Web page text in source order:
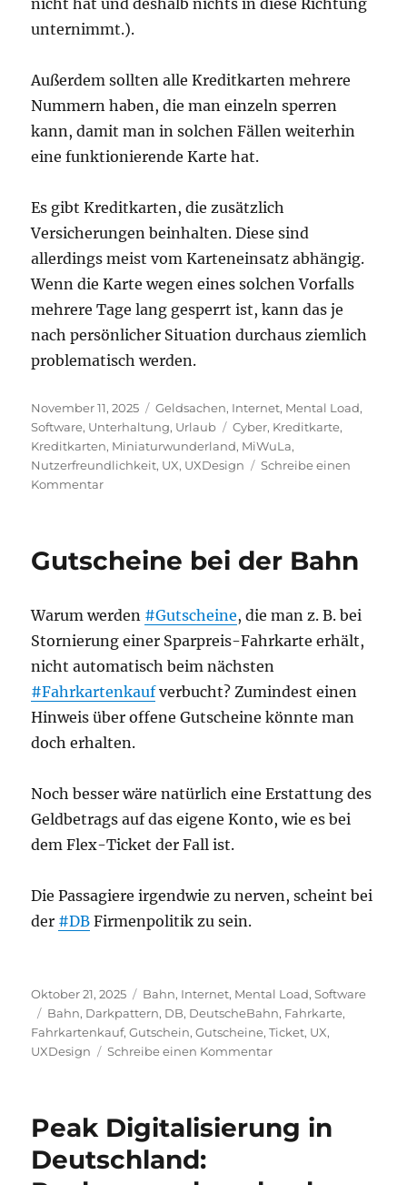
nicht hat und deshalb nichts in diese Richtung
unternimmt.).
Außerdem sollten alle Kreditkarten mehrere
Nummern haben, die man einzeln sperren
kann, damit man in solchen Fällen weiterhin
eine funktionierende Karte hat.
Es gibt Kreditkarten, die zusätzlich
Versicherungen beinhalten. Diese sind
allerdings meist vom Karteneinsatz abhängig.
Wenn die Karte wegen eines solchen Vorfalls
mehrere Tage lang gesperrt ist, kann das je
nach persönlicher Situation durchaus ziemlich
problematisch werden.
Veröffentlicht
am
November 11, 2025 Kategorien
Geldsachen, Internet, Mental Load,
Software, Unterhaltung, Urlaub Schlagwörter
Cyber, Kreditkarte,
Kreditkarten, Miniaturwunderland, MiWuLa,
Nutzerfreundlichkeit, UX, UXDesign
Schreibe einen
Kommentarzu
Kreditkartendaten
wurden
kopiert
Gutscheine bei der Bahn
Warum werden #Gutscheine, die man z. B. bei
Stornierung einer Sparpreis-Fahrkarte erhält,
nicht automatisch beim nächsten
#Fahrkartenkaufverbucht? Zumindest einen
Hinweis über offene Gutscheine könnte man
doch erhalten.
Noch besser wäre natürlich eine Erstattung des
Geldbetrags auf das eigene Konto, wie es bei
dem Flex-Ticket der Fall ist.
Die Passagiere irgendwie zu nerven, scheint bei
der #DB Firmenpolitik zu sein.
Veröffentlicht
am
Oktober 21, 2025 Kategorien
Bahn, Internet, Mental Load,Software
Schlagwörter
Bahn, Darkpattern, DB, DeutscheBahn, Fahrkarte,
Fahrkartenkauf,Gutschein,Gutscheine,Ticket, UX,
UXDesign
Schreibe einen Kommentarzu
Bahn
Peak Digitalisierung in
Deutschland: